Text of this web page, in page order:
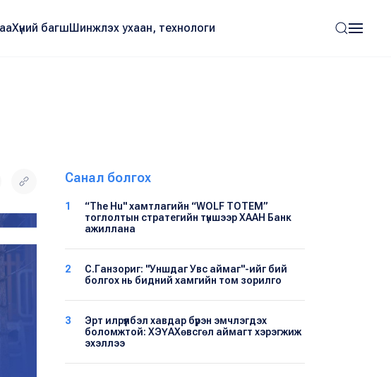
Хүний багшШинжлэх ухаан, технологи
Санал болгох
1
“The Hu" хамтлагийн “WOLF TOTEM”
тоглолтын стратегийн түншээр ХААН Банк
ажиллана
2
С.Ганзориг: "Уншдаг Увс аймаг"-ийг бий
болгох нь бидний хамгийн том зорилго
3
Эрт илрүүлбэл хавдар бүрэн эмчлэгдэх
боломжтой: ХЭҮА​Хөвсгөл аймагт хэрэгжиж
эхэллээ